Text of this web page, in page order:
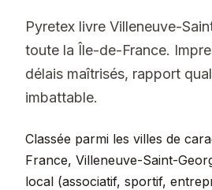
Pyretex livre Villeneuve-
toute la Île-de-France.
délais maîtrisés, rapport
imbattable.
Classée parmi les villes de
France, Villeneuve-Saint-
local (associatif, sportif,